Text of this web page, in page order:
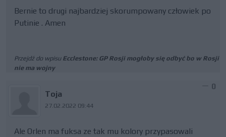
Bernie to drugi najbardziej skorumpowany człowiek po
Putinie . Amen
Przejdź do wpisu Ecclestone: GP Rosji mogłoby się odbyć bo w Rosji
nie ma wojny
Toja
27.02.2022 09:44
0
Ale Orlen ma fuksa ze tak mu kolory przypasowali